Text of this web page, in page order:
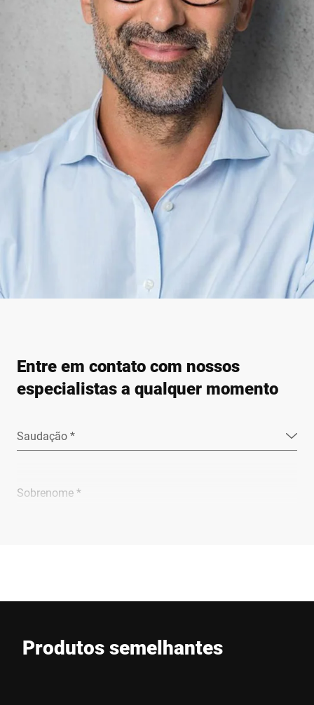
Entre em contato com nossos
especialistas a qualquer momento
Saudação *
Sobrenome *
E-mail *
Produtos semelhantes